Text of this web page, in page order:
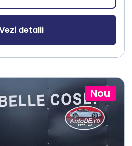
Vezi detalii
Nou